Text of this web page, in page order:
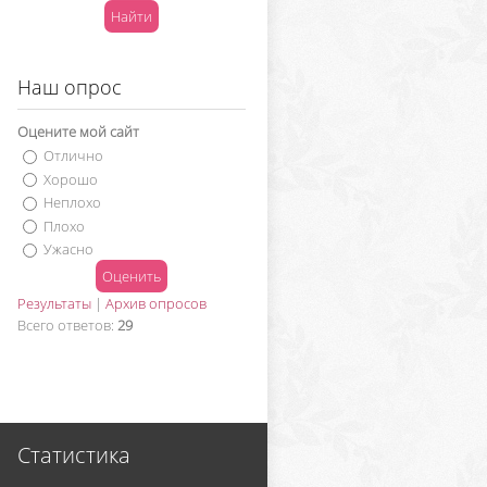
Наш опрос
Оцените мой сайт
Отлично
Хорошо
Неплохо
Плохо
Ужасно
Результаты | Архив опросов
Всего ответов: 29
Статистика